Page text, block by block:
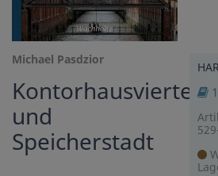
Michael Pasdzior
Kontorhausviertel
und
Speicherstadt